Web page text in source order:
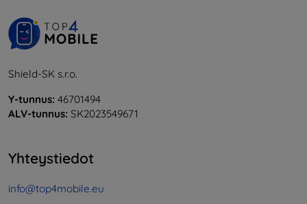
Shield-SK s.r.o.
Y-tunnus: 46701494
ALV-tunnus: SK2023549671
Yhteystiedot
info@top4mobile.eu